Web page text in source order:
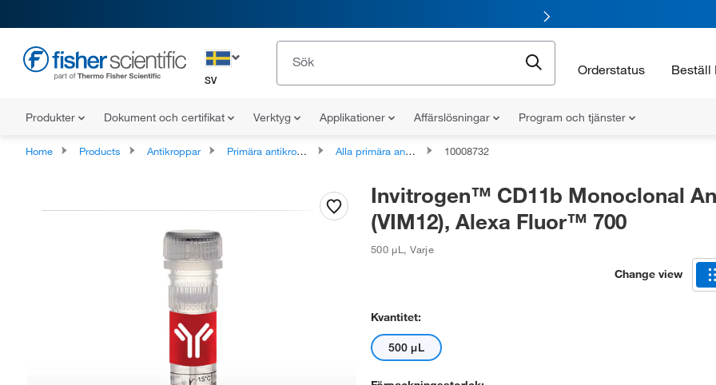
SV
Orderstatus Beställ
Produkter Dokument och certifikat Verktyg Applikationer Affärslösningar Program och tjänster
Home Products Antikroppar Primära antikroppar Alla primära antikroppar 10008732
Invitrogen™ CD11b Monoclonal
(VIM12), Alexa Fluor™ 700
500 μL ,Varje
Change view
Kvantitet:
500 μL